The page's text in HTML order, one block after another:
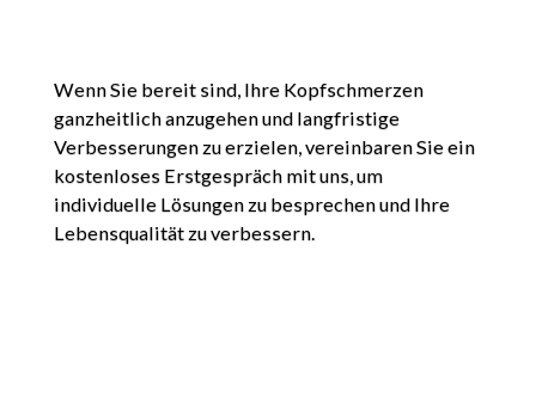
Wenn Sie bereit sind, Ihre Kopfschmerzen
ganzheitlich anzugehen und langfristige
Verbesserungen zu erzielen, vereinbaren Sie ein
kostenloses Erstgespräch mit uns, um
individuelle Lösungen zu besprechen und Ihre
Lebensqualität zu verbessern.